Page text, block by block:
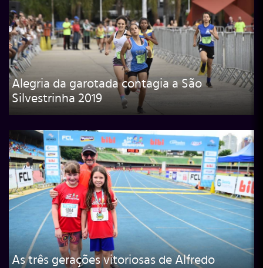
Alegria da garotada contagia a São
Silvestrinha 2019
As três gerações vitoriosas de Alfredo